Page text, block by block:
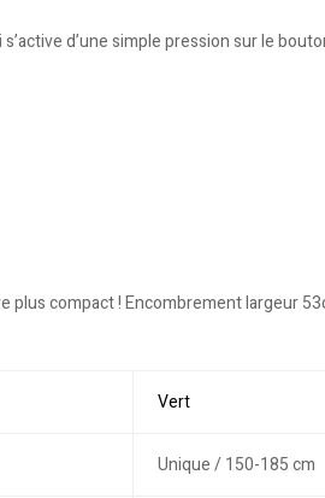
d’une simple pression sur le
plus compact ! Encombrement largeur
Vert
Unique / 150-185 cm